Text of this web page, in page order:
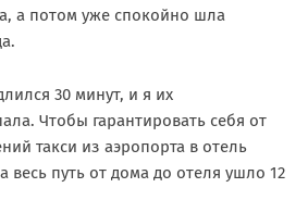
а потом уже спокойно шла
30 минут, и я их
Чтобы гарантировать себя от
такси из аэропорта в отель
весь путь от дома до отеля ушло 12